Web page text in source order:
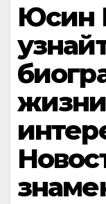
Юсин